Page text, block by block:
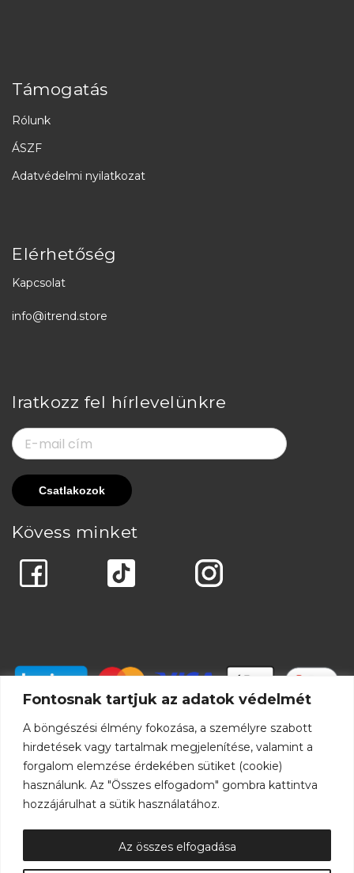
Fontosnak tartjuk az adatok védelmét
A böngészési élmény fokozása, a személyre szabott
hirdetések vagy tartalmak megjelenítése, valamint a
forgalom elemzése érdekében sütiket (cookie)
használunk. Az "Összes elfogadom" gombra kattintva
hozzájárulhat a sütik használatához.
Az összes elfogadása
Támogatás
Rólunk
ÁSZF
Adatvédelmi nyilatkozat
Elérhetőség
Kapcsolat
info@itrend.store
Iratkozz fel hírlevelünkre
Kövess minket